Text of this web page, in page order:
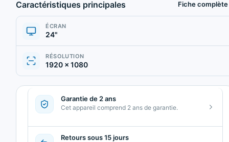
Caractéristiques principales Fiche complète
ÉCRAN
24"
RÉSOLUTION
1920 × 1080
Garantie de 2 ans
Cet appareil comprend 2 ans de garantie.
Retours sous 15 jours